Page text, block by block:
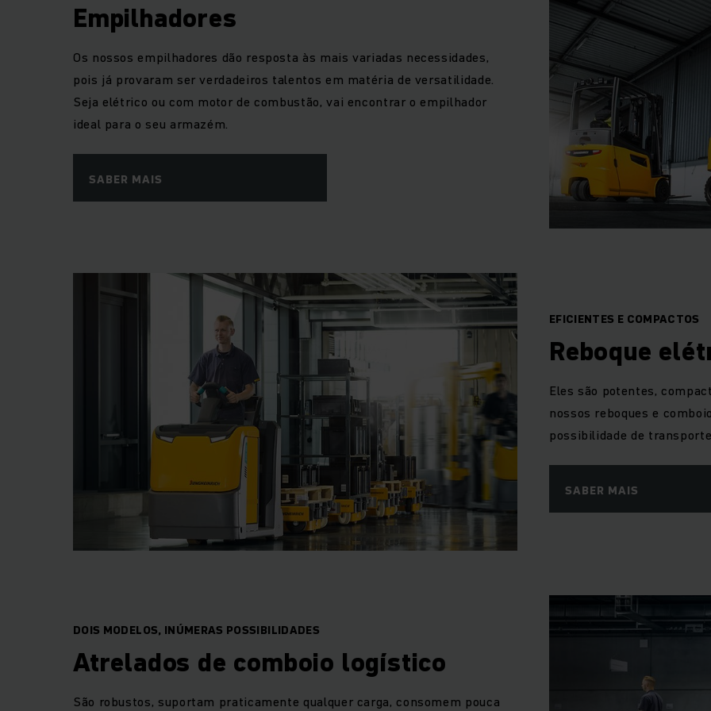
Empilhadores
Os nossos empilhadores dão resposta às mais variadas necessidades,
pois já provaram ser verdadeiros talentos em matéria de versatilidade.
Seja elétrico ou com motor de combustão, vai encontrar o empilhador
ideal para o seu armazém.
SABER MAIS
EFICIENTES E COMPACTOS
Reboque
Eles são potentes,
nossos reboques e
possibilidade de
SABER MAIS
DOIS MODELOS, INÚMERAS POSSIBILIDADES
Atrelados de comboio logístico
São robustos, suportam praticamente qualquer carga, consomem pouca